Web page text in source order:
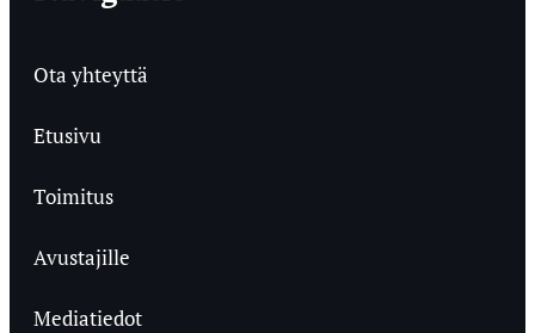
Ota yhteyttä
Etusivu
Toimitus
Avustajille
Mediatiedot